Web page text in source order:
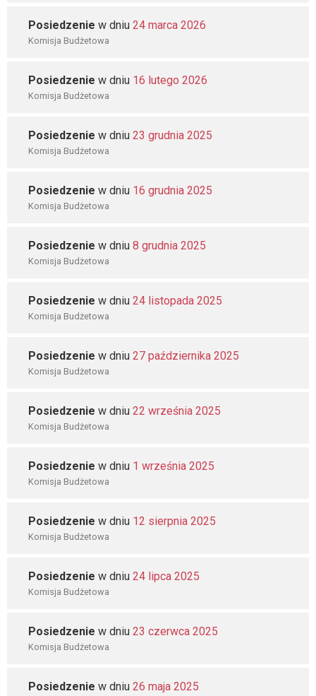
Posiedzenie w dniu 24 marca 2026
Komisja Budżetowa
Posiedzenie w dniu 16 lutego 2026
Komisja Budżetowa
Posiedzenie w dniu 23 grudnia 2025
Komisja Budżetowa
Posiedzenie w dniu 16 grudnia 2025
Komisja Budżetowa
Posiedzenie w dniu 8 grudnia 2025
Komisja Budżetowa
Posiedzenie w dniu 24 listopada 2025
Komisja Budżetowa
Posiedzenie w dniu 27 października 2025
Komisja Budżetowa
Posiedzenie w dniu 22 września 2025
Komisja Budżetowa
Posiedzenie w dniu 1 września 2025
Komisja Budżetowa
Posiedzenie w dniu 12 sierpnia 2025
Komisja Budżetowa
Posiedzenie w dniu 24 lipca 2025
Komisja Budżetowa
Posiedzenie w dniu 23 czerwca 2025
Komisja Budżetowa
Posiedzenie w dniu 26 maja 2025